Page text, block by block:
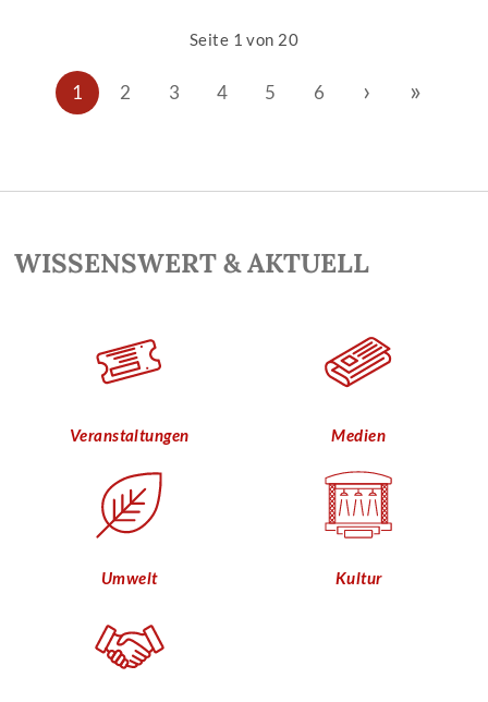
Seite 1 von 20
1 2 3 4 5 6 › »
WISSENSWERT & AKTUELL
Veranstaltungen Medien
Umwelt Kultur